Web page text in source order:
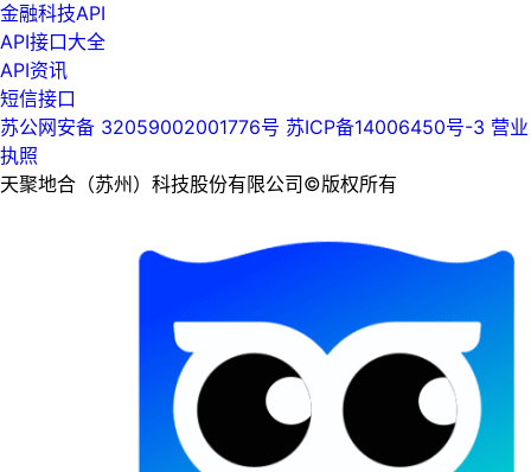
金融科技API
API接口大全
API资讯
短信接口
苏公网安备 32059002001776号 苏ICP备14006450号-3 营业
执照
天聚地合（苏州）科技股份有限公司©版权所有